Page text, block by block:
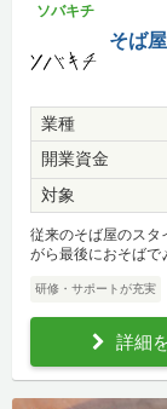
ソバキチ
そば
業種
開業資金
対象
従来のそば屋のスタ
がら最後におそばで
研修・サポートが充実
詳細